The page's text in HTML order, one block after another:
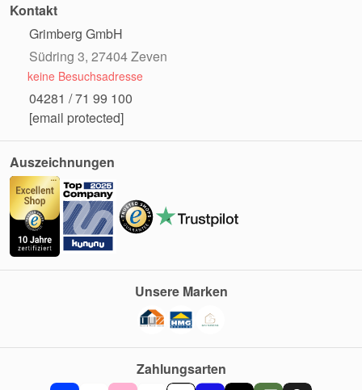
Kontakt
Grimberg GmbH
Südring 3, 27404 Zeven
keine Besuchsadresse
04281 / 71 99 100
[email protected]
Auszeichnungen
Zahlungsarten
Unsere Marken